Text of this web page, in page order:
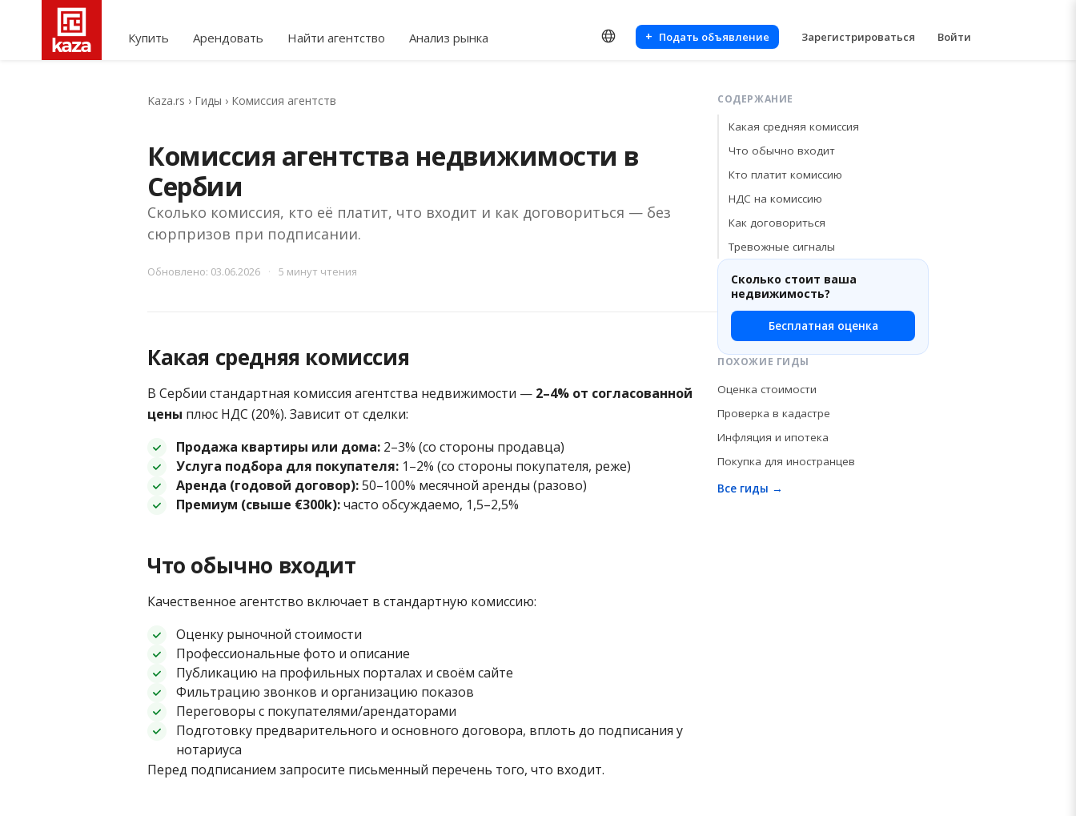
Купить Арендовать Найти агентство Анализ рынка + Подать объявление Зарегистрироваться Войти
Kaza.rs › Гиды › Комиссия агентств
Комиссия агентства недвижимости в
Сербии
Сколько комиссия, кто её платит, что входит и как договориться — без
сюрпризов при подписании.
Обновлено: 03.06.2026 · 5 минут чтения
Какая средняя комиссия
В Сербии стандартная комиссия агентства недвижимости — 2–4% от согласованной
цены плюс НДС (20%). Зависит от сделки:
Продажа квартиры или дома: 2–3% (со стороны продавца)
Услуга подбора для покупателя: 1–2% (со стороны покупателя, реже)
Аренда (годовой договор):50–100% месячной аренды (разово)
Премиум (свыше €300k):часто обсуждаемо, 1,5–2,5%
Что обычно входит
Качественное агентство включает в стандартную комиссию:
Оценку рыночной стоимости
Профессиональные фото и описание
Публикацию на профильных порталах и своём сайте
Фильтрацию звонков и организацию показов
Переговоры с покупателями/арендаторами
Подготовку предварительного и основного договора, вплоть до подписания у
нотариуса
Перед подписанием запросите письменный перечень того, что входит.
СОДЕРЖАНИЕ
Какая средняя комиссия
Что обычно входит
Кто платит комиссию
НДС на комиссию
Как договориться
Тревожные сигналы
Сколько стоит ваша
недвижимость?
Бесплатная оценка
ПОХОЖИЕ ГИДЫ
Оценка стоимости
Проверка в кадастре
Инфляция и ипотека
Покупка для иностранцев
Все гиды →